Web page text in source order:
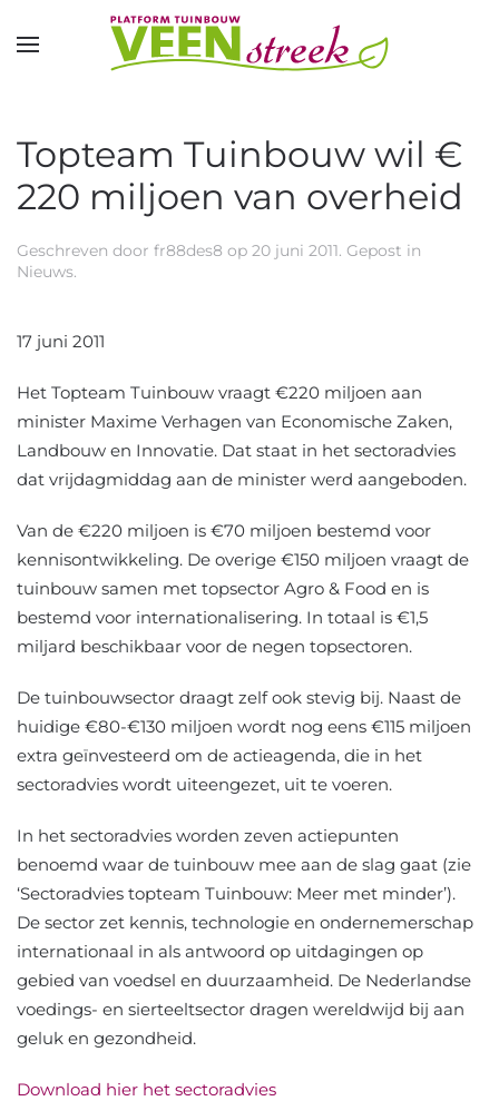
Overslaan en naar de inhoud gaan
Topteam Tuinbouw wil €
220 miljoen van overheid
Geschreven door fr88des8 op 20 juni 2011. Gepost in
Nieuws.
17 juni 2011
Het Topteam Tuinbouw vraagt €220 miljoen aan
minister Maxime Verhagen van Economische Zaken,
Landbouw en Innovatie. Dat staat in het sectoradvies
dat vrijdagmiddag aan de minister werd aangeboden.
Van de €220 miljoen is €70 miljoen bestemd voor
kennisontwikkeling. De overige €150 miljoen vraagt de
tuinbouw samen met topsector Agro & Food en is
bestemd voor internationalisering. In totaal is €1,5
miljard beschikbaar voor de negen topsectoren.
De tuinbouwsector draagt zelf ook stevig bij. Naast de
huidige €80-€130 miljoen wordt nog eens €115 miljoen
extra geïnvesteerd om de actieagenda, die in het
sectoradvies wordt uiteengezet, uit te voeren.
In het sectoradvies worden zeven actiepunten
benoemd waar de tuinbouw mee aan de slag gaat (zie
‘Sectoradvies topteam Tuinbouw: Meer met minder’).
De sector zet kennis, technologie en ondernemerschap
internationaal in als antwoord op uitdagingen op
gebied van voedsel en duurzaamheid. De Nederlandse
voedings- en sierteeltsector dragen wereldwijd bij aan
geluk en gezondheid.
Download hier het sectoradvies